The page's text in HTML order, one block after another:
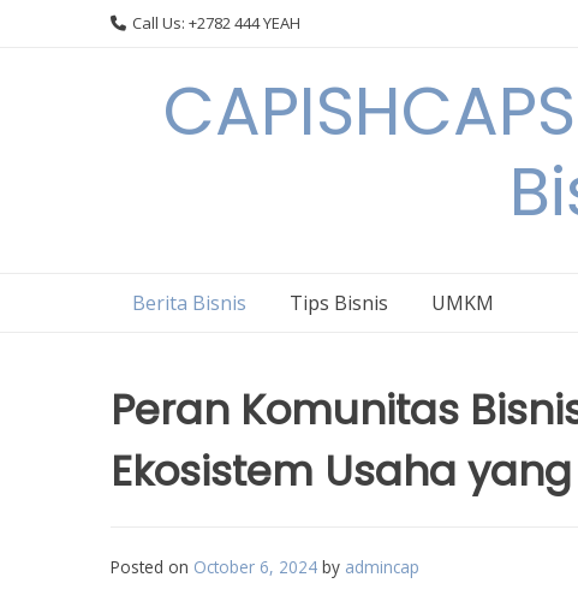
Call Us: +2782 444 YEAH
Berita Bisnis Tips Bisnis UMKM
Peran Komunitas
Ekosistem Usaha
Posted on October 6, 2024 by admincap